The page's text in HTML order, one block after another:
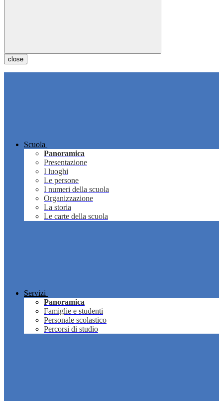
close
Scuola
Panoramica
Presentazione
I luoghi
Le persone
I numeri della scuola
Organizzazione
La storia
Le carte della scuola
Servizi
Panoramica
Famiglie e studenti
Personale scolastico
Percorsi di studio